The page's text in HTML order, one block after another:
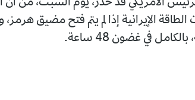
الأمريكي قد حذر، يوم السبت، من أن
الإيرانية إذا لم يتم فتح مضيق
بالكامل في غضون 48 ساعة.